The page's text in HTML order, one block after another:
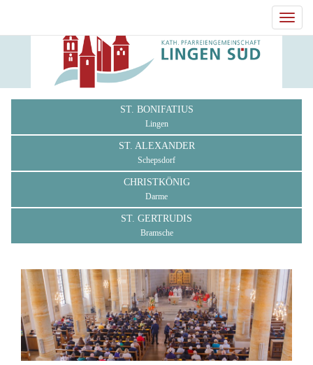
ST. BONIFATIUS
Lingen
ST. ALEXANDER
Schepsdorf
CHRISTKÖNIG
Darme
ST. GERTRUDIS
Bramsche